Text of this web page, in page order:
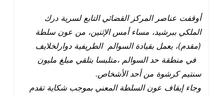
أوقفت عناصر المركز القضائي التابع لسرية درك
الملكي ببرشيد، مساء أمس الإثنين، من عون سلطة
(مقدم)، يعمل بقيادة السوالم الطريفية دوارلخلايف
في منطقة حد السوالم ،متلبسا بتلقي مبلغ مليون
سنتيم كرشوة من أحد الأشخاص.
وجاء إيقاف عون السلطة المعني بموجب شكاية تقدم